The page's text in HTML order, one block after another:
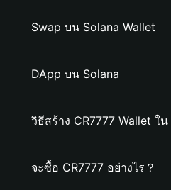
Swap บน Solana Wallet
DApp บน Solana
วิธีสร้าง CR7777 Wallet ใ
จะซื้อ CR7777 อย่างไร？